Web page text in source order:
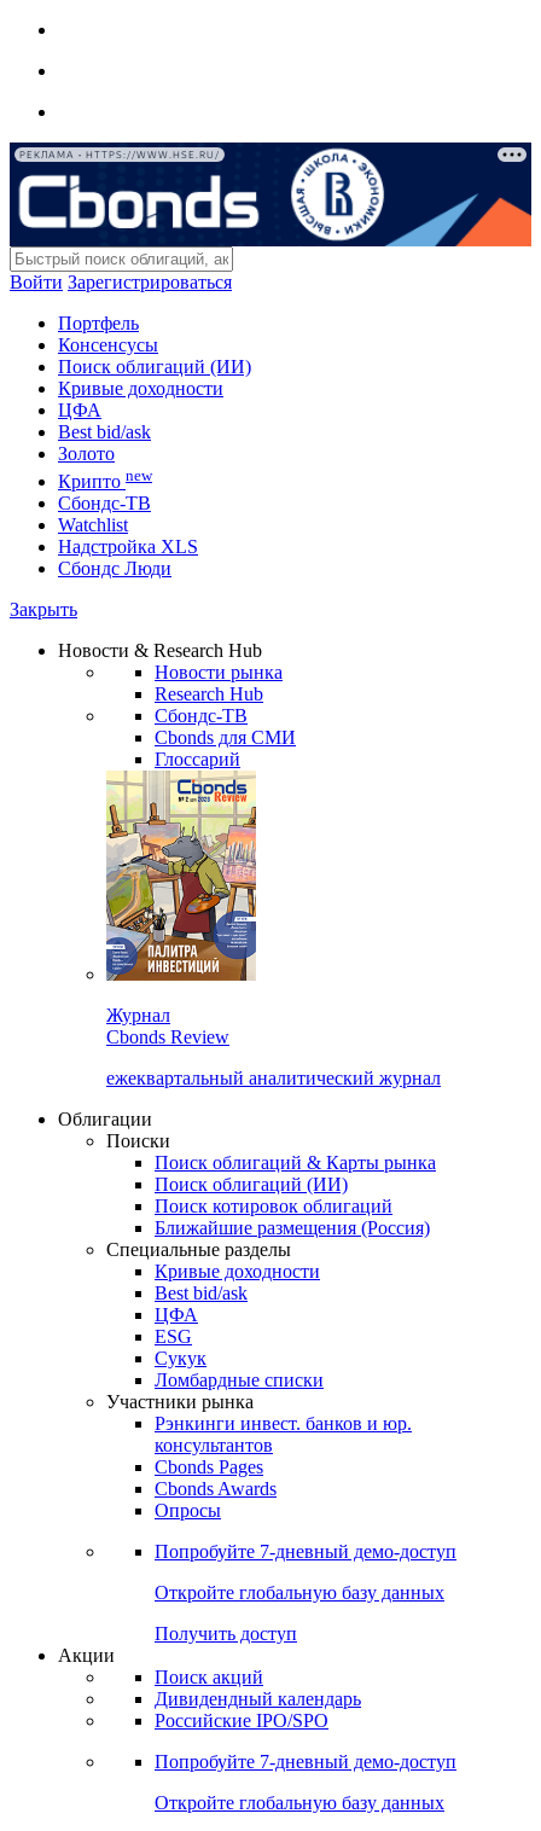
РЕКЛАМА • HTTPS://WWW.HSE.RU/
Войти Зарегистрироваться
Портфель
Консенсусы
Поиск облигаций (ИИ)
Кривые доходности
ЦФА
Best bid/ask
Золото
Крипто new
Сбондс-ТВ
Watchlist
Надстройка XLS
Сбондс Люди
Закрыть
Новости & Research Hub
Новости рынка
Research Hub
Сбондс-ТВ
Cbonds для СМИ
Глоссарий
Журнал
Cbonds Review
ежеквартальный аналитический журнал
Облигации
Поиски
Поиск облигаций & Карты рынка
Поиск облигаций (ИИ)
Поиск котировок облигаций
Ближайшие размещения (Россия)
Специальные разделы
Кривые доходности
Best bid/ask
ЦФА
ESG
Сукук
Ломбардные списки
Участники рынка
Рэнкинги инвест. банков и юр.
консультантов
Cbonds Pages
Cbonds Awards
Опросы
Попробуйте 7-дневный демо-доступ
Откройте глобальную базу данных
Получить доступ
Акции
Поиск акций
Дивидендный календарь
Российские IPO/SPO
Попробуйте 7-дневный демо-доступ
Откройте глобальную базу данных